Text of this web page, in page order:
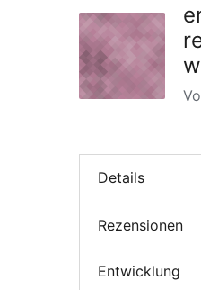
Details
Rezensionen
Entwicklung